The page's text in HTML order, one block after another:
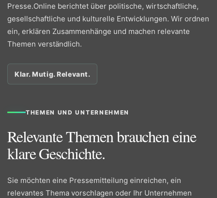
Presse.Online berichtet über politische, wirtschaftliche,
gesellschaftliche und kulturelle Entwicklungen. Wir ordnen
ein, erklären Zusammenhänge und machen relevante
Themen verständlich.
Klar. Mutig. Relevant.
THEMEN UND UNTERNEHMEN
Relevante Themen brauchen eine
klare Geschichte.
Sie möchten eine Pressemitteilung einreichen, ein
relevantes Thema vorschlagen oder Ihr Unternehmen